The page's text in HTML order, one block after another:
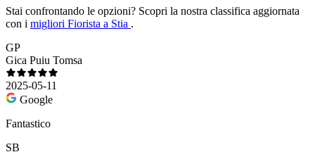
Stai confrontando le opzioni? Scopri la nostra classifica aggiornata
con i migliori Fiorista a Stia .
GP
Gica Puiu Tomsa
2025-05-11
Google
Fantastico
SB